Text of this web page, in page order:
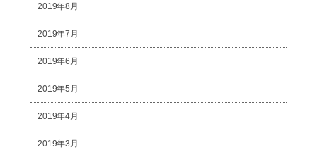
2019年8月
2019年7月
2019年6月
2019年5月
2019年4月
2019年3月